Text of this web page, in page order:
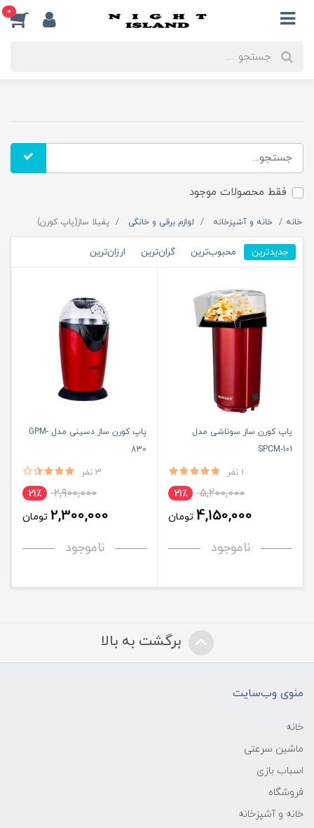
0
فقط محصولات موجود
خانه خانه و آشپزخانه لوازم برقی و خانگی پفیلا ساز(پاپ کورن)
جدیدترین محبوب‌ترین گران‌ترین ارزان‌ترین
پاپ کورن ساز سوناشی مدل
SPCM-101
1 نفر
5,200,000 21٪
4,150,000 تومان
ناموجود
پاپ کورن ساز دسینی مدل GPM-
830
3 نفر
2,900,000 21٪
2,300,000 تومان
ناموجود
برگشت به بالا
منوی وب‌سایت
خانه
ماشین سرعتی
اسباب بازی
فروشگاه
خانه و آشپزخانه